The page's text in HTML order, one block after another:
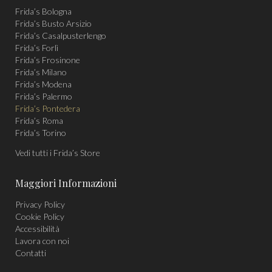
in
new
window
in
new
window
in
new
window
Frida’s Bologna
Frida’s Busto Arsizio
Frida’s Casalpusterlengo
Frida’s Forlì
Frida’s Frosinone
Frida’s Milano
Frida’s Modena
Frida’s Palermo
Frida’s Pontedera
Frida’s Roma
Frida’s Torino
Vedi tutti i Frida’s Store
Maggiori Informazioni
Privacy Policy
Cookie Policy
Accessibilità
Lavora con noi
Contatti